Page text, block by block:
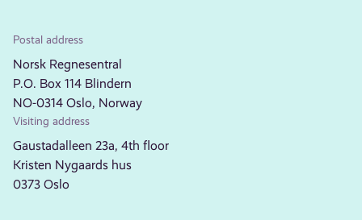
Postal address
Norsk Regnesentral
P.O. Box 114 Blindern
NO-0314 Oslo, Norway
Visiting address
Gaustadalleen 23a, 4th floor
Kristen Nygaards hus
0373 Oslo